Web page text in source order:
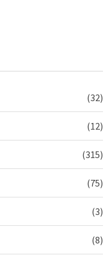
(32)
(12)
(315)
(75)
(3)
(8)